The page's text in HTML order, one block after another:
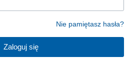
Nie pamiętasz hasła?
Zaloguj się